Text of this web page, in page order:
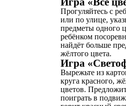
Прогуляйтесь с
или по улице,
предметы одного
ребёнком
найдёт больше
жёлтого цвета.
Игра
Вырежьте из
круга красного,
цветов.
поиграть в